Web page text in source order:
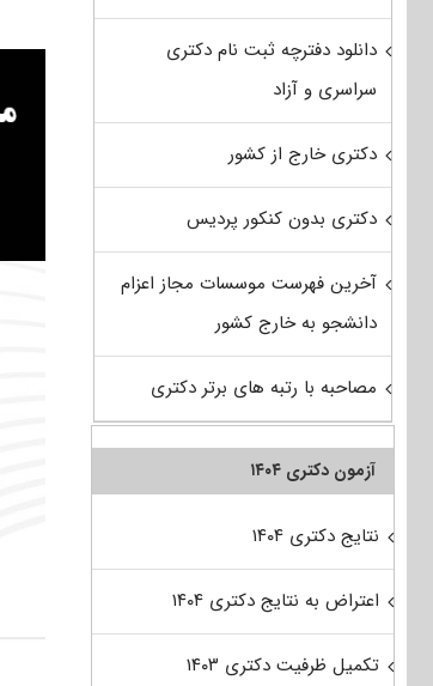
دانلود دفترچه ثبت نام دکتری
سراسری و آزاد
دکتری خارج از کشور
دکتری بدون کنکور پردیس
آخرین فهرست موسسات مجاز اعزام
دانشجو به خارج کشور
مصاحبه با رتبه های برتر دکتری
آزمون دکتری ۱۴۰۴
نتایج دکتری ۱۴۰۴
اعتراض به نتایج دکتری ۱۴۰۴
تکمیل ظرفیت دکتری ۱۴۰۳